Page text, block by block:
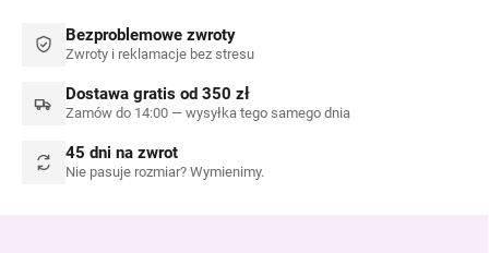
Bezproblemowe zwroty
Zwroty i reklamacje bez stresu
Dostawa gratis od 350 zł
Zamów do 14:00 — wysyłka tego samego dnia
45 dni na zwrot
Nie pasuje rozmiar? Wymienimy.